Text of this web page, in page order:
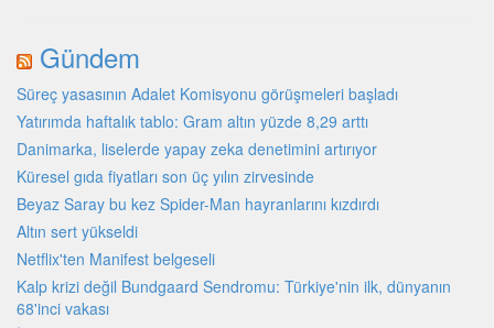
Gündem
Süreç yasasının Adalet Komisyonu görüşmeleri başladı
Yatırımda haftalık tablo: Gram altın yüzde 8,29 arttı
Danimarka, liselerde yapay zeka denetimini artırıyor
Küresel gıda fiyatları son üç yılın zirvesinde
Beyaz Saray bu kez Spider-Man hayranlarını kızdırdı
Altın sert yükseldi
Netflix'ten Manifest belgeseli
Kalp krizi değil Bundgaard Sendromu: Türkiye'nin ilk, dünyanın
68'inci vakası